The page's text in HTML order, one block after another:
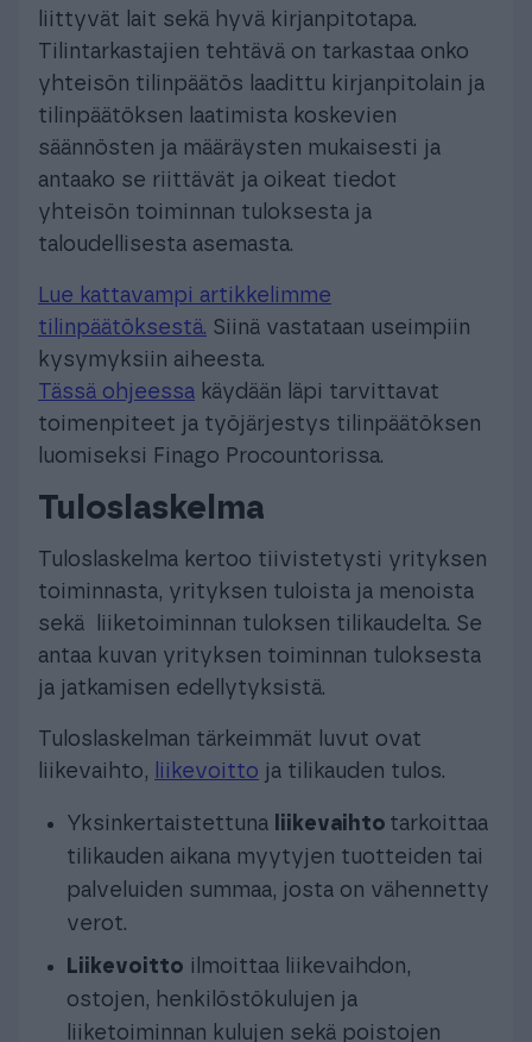
liittyvät lait sekä hyvä kirjanpitotapa.
Tilintarkastajien tehtävä on tarkastaa onko
yhteisön tilinpäätös laadittu kirjanpitolain ja
tilinpäätöksen laatimista koskevien
säännösten ja määräysten mukaisesti ja
antaako se riittävät ja oikeat tiedot
yhteisön toiminnan tuloksesta ja
taloudellisesta asemasta.
Lue kattavampi artikkelimme
tilinpäätöksestä. Siinä vastataan useimpiin
kysymyksiin aiheesta.
Tässä ohjeessa käydään läpi tarvittavat
toimenpiteet ja työjärjestys tilinpäätöksen
luomiseksi Finago Procountorissa.
Tuloslaskelma
Tuloslaskelma kertoo tiivistetysti yrityksen
toiminnasta, yrityksen tuloista ja menoista
sekä liiketoiminnan tuloksen tilikaudelta. Se
antaa kuvan yrityksen toiminnan tuloksesta
ja jatkamisen edellytyksistä.
Tuloslaskelman tärkeimmät luvut ovat
liikevaihto,
liikevoitto ja tilikauden tulos.
Yksinkertaistettuna liikevaihto tarkoittaa
tilikauden aikana myytyjen tuotteiden tai
palveluiden summaa, josta on vähennetty
verot.
Liikevoitto ilmoittaa liikevaihdon,
ostojen, henkilöstökulujen ja
liiketoiminnan kulujen sekä poistojen